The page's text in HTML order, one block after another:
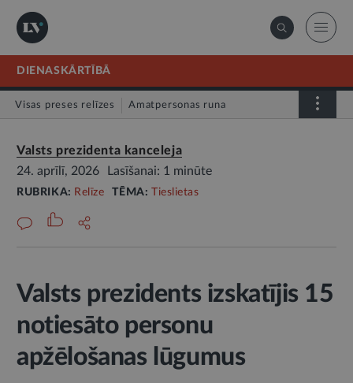
DIENASKĀRTĪBĀ
Visas preses relīzes Amatpersonas runa
Valsts prezidenta kanceleja
24. aprīlī, 2026
Lasīšanai: 1 minūte
RUBRIKA: Relīze TĒMA: Tieslietas
Valsts prezidents izskatījis 15
notiesāto personu
apžēlošanas lūgumus